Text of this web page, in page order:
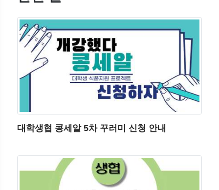
대학생협 콩세알 5차 꾸러미 신청 안내